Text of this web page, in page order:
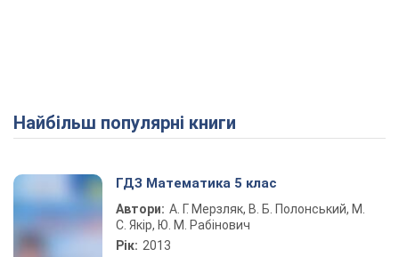
Найбільш популярні книги
ГДЗ Математика 5 клас
Автори: А. Г. Мерзляк, В. Б. Полонський, М.
С. Якір, Ю. М. Рабінович
Рік: 2013